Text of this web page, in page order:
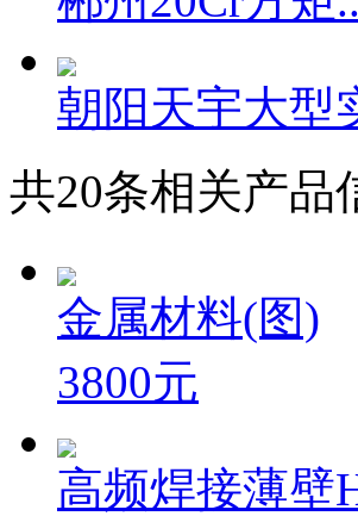
朝阳天宇大型
共20条相关产品
金属材料(图)
3800元
高频焊接薄壁